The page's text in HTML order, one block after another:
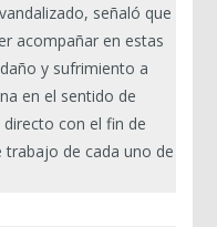
señaló que
acompañar en estas
y sufrimiento a
en el sentido de
con el fin de
de cada uno de